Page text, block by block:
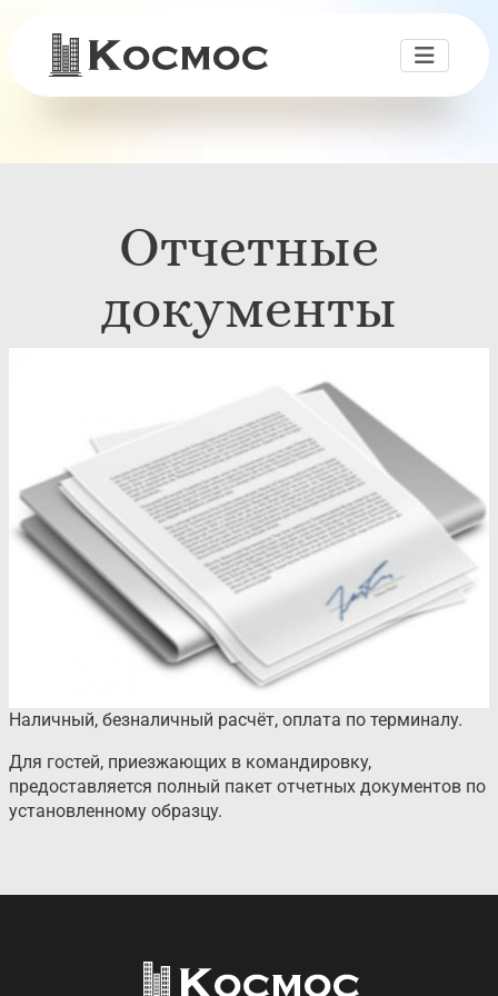
Отчетные
документы
Наличный, безналичный расчёт, оплата по терминалу.
Для гостей, приезжающих в командировку,
предоставляется полный пакет отчетных документов по
установленному образцу.